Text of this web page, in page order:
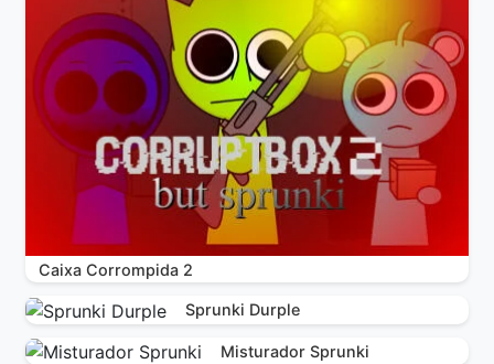
Caixa Corrompida 2
Sprunki Durple
Misturador Sprunki